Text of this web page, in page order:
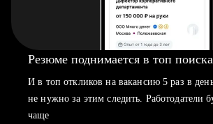
Резюме поднимается в топ поиска
И в топ откликов на вакансию 5 раз в
не нужно за этим следить. Работодатели
чаще